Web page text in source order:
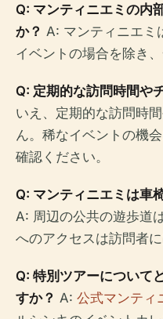
Q: マンティニエミの内
か？ A: マンティニエミ
イベントの場合を除き
Q: 定期的な訪問時間や
いえ、定期的な訪問時
ん。稀なイベントの機
確認ください。
Q: マンティニエミは車
A: 周辺の公共の遊歩道
へのアクセスは訪問者
Q: 特別ツアーについて
すか？ A: 公式マンティ